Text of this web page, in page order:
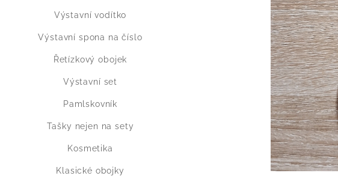
Výstavní vodítko
Výstavní spona na číslo
Řetízkový obojek
Výstavní set
Pamlskovník
Tašky nejen na sety
Kosmetika
Klasické obojky